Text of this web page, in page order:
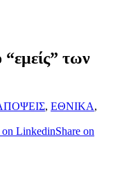
των
, ΕΘΝΙΚΑ,
on LinkedinShare on